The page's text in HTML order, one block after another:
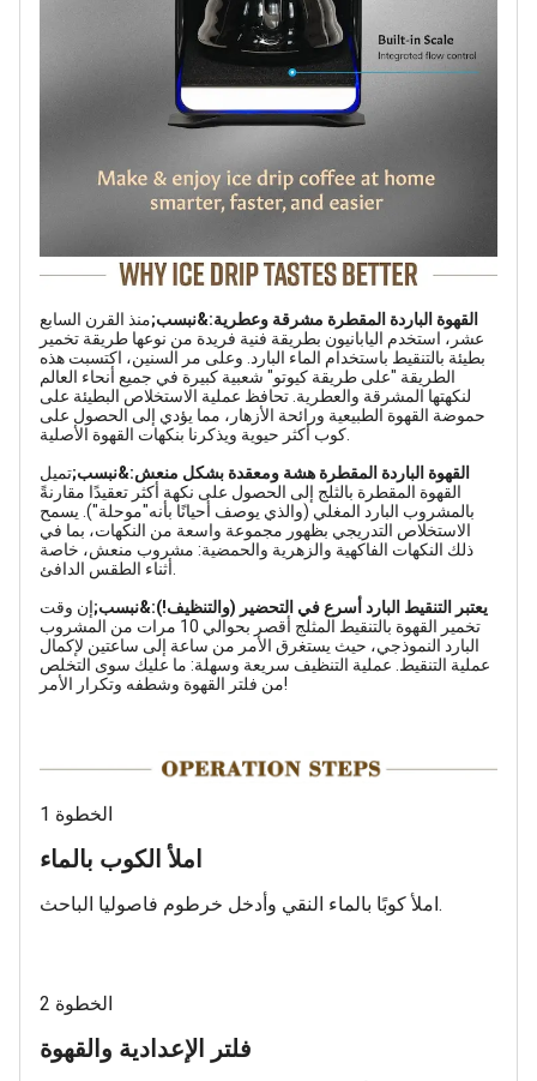
القهوة الباردة المقطرة مشرقة وعطرية:&نبسب;منذ القرن السابع
عشر، استخدم اليابانيون بطريقة فنية فريدة من نوعها طريقة تخمير
بطيئة بالتنقيط باستخدام الماء البارد. وعلى مر السنين، اكتسبت هذه
الطريقة "على طريقة كيوتو" شعبية كبيرة في جميع أنحاء العالم
لنكهتها المشرقة والعطرية. تحافظ عملية الاستخلاص البطيئة على
حموضة القهوة الطبيعية ورائحة الأزهار، مما يؤدي إلى الحصول على
القهوة الباردة المقطرة هشة ومعقدة بشكل منعش:&نبسب;تميل
القهوة المقطرة بالثلج إلى الحصول على نكهة أكثر تعقيدًا مقارنةً
بالمشروب البارد المغلي (والذي يوصف أحيانًا بأنه"موحلة"). يسمح
الاستخلاص التدريجي بظهور مجموعة واسعة من النكهات، بما في
ذلك النكهات الفاكهية والزهرية والحمضية: مشروب منعش، خاصة
يعتبر التنقيط البارد أسرع في التحضير (والتنظيف!):&نبسب;إن وقت
تخمير القهوة بالتنقيط المثلج أقصر بحوالي 10 مرات من المشروب
البارد النموذجي، حيث يستغرق الأمر من ساعة إلى ساعتين لإكمال
عملية التنقيط. عملية التنظيف سريعة وسهلة: ما عليك سوى التخلص
من فلتر القهوة وشطفه وتكرار الأمر!
الخطوة 1
املأ الكوب بالماء
املأ كوبًا بالماء النقي وأدخل خرطوم فاصوليا الباحث.
الخطوة 2
فلتر الإعدادية والقهوة